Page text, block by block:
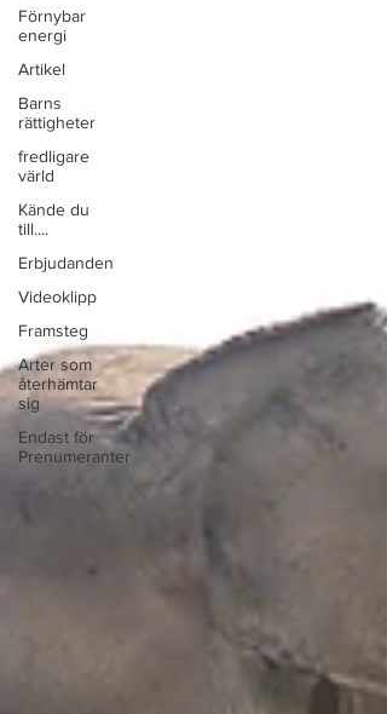
Förnybar
energi
Artikel
Barns
rättigheter
fredligare
värld
Kände du
till....
Erbjudanden
Videoklipp
Framsteg
Arter som
återhämtar
sig
Endast för
Prenumeranter